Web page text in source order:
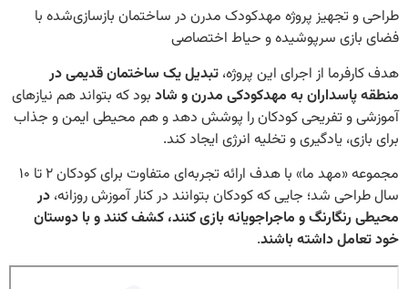
تجهیز پروژه مهدکودک مدرن در ساختمان بازسازی‌شده با
سرپوشیده و حیاط اختصاصی
از اجرای این پروژه،تبدیل یک ساختمان قدیمی در
به مهدکودکی مدرن و شادبود که بتواند هم نیازهای
و تفریحی کودکان را پوشش دهد و هم محیطی ایمن و جذاب
یادگیری و تخلیه انرژی ایجاد کند.
مجموعه «مهد ما» با هدف ارائه تجربه‌ای متفاوت برای کودکان ۲ تا ۱۰
شد؛ جایی که کودکان بتوانند در کنار آموزش روزانه،در
و ماجراجویانه بازی کنند، کشف کنند و با دوستان
داشته باشند.